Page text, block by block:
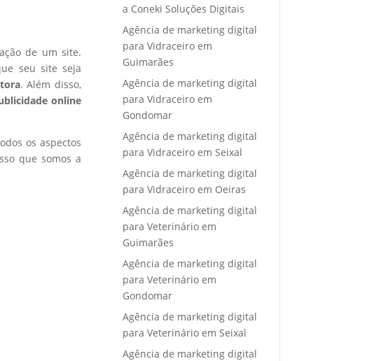
de um site.
seu site seja
. Além disso,
online
os aspectos
que somos a
a Coneki Soluções Digitais
Agência de marketing digital
para Vidraceiro em
Guimarães
Agência de marketing digital
para Vidraceiro em
Gondomar
Agência de marketing digital
para Vidraceiro em Seixal
Agência de marketing digital
para Vidraceiro em Oeiras
Agência de marketing digital
para Veterinário em
Guimarães
Agência de marketing digital
para Veterinário em
Gondomar
Agência de marketing digital
para Veterinário em Seixal
Agência de marketing digital